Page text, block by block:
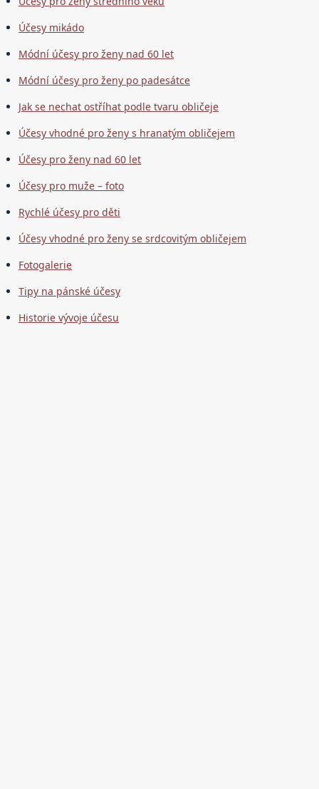
Účesy mikádo
Módní účesy pro ženy nad 60 let
Módní účesy pro ženy po padesátce
Jak se nechat ostříhat podle tvaru obličeje
Účesy vhodné pro ženy s hranatým obličejem
Účesy pro ženy nad 60 let
Účesy pro muže – foto
Rychlé účesy pro děti
Účesy vhodné pro ženy se srdcovitým obličejem
Fotogalerie
Tipy na pánské účesy
Historie vývoje účesu